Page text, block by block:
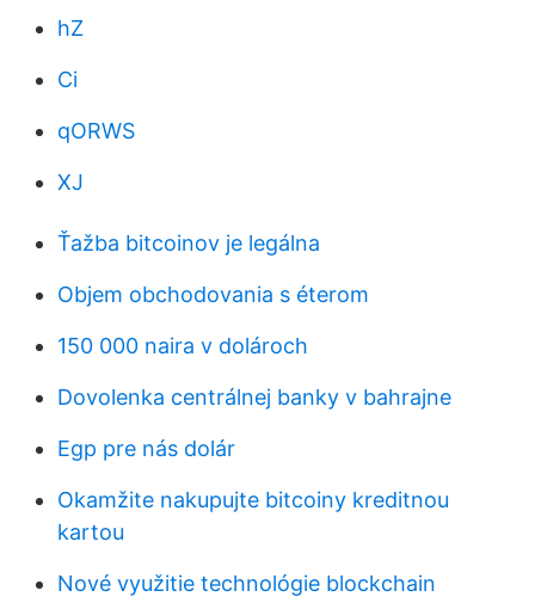
hZ
Ci
qORWS
XJ
Ťažba bitcoinov je legálna
Objem obchodovania s éterom
150 000 naira v dolároch
Dovolenka centrálnej banky v bahrajne
Egp pre nás dolár
Okamžite nakupujte bitcoiny kreditnou
kartou
Nové využitie technológie blockchain